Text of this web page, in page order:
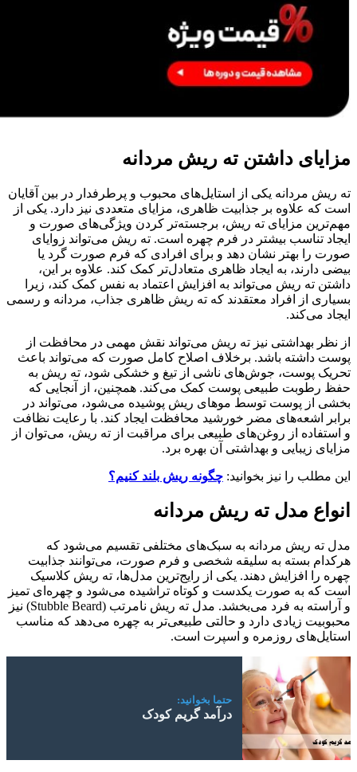
مزایای داشتن ته ریش مردانه
ته ریش مردانه یکی از استایل‌های محبوب و پرطرفدار در بین آقایان
است که علاوه بر جذابیت ظاهری، مزایای متعددی نیز دارد. یکی از
مهم‌ترین مزایای ته ریش، برجسته‌تر کردن ویژگی‌های صورت و
ایجاد تناسب بیشتر در فرم چهره است. ته ریش می‌تواند زوایای
صورت را بهتر نشان دهد و برای افرادی که فرم صورت گرد یا
بیضی دارند، به ایجاد ظاهری متعادل‌تر کمک کند. علاوه بر این،
داشتن ته ریش می‌تواند به افزایش اعتماد به نفس کمک کند، زیرا
بسیاری از افراد معتقدند که ته ریش ظاهری جذاب، مردانه و رسمی
ایجاد می‌کند.
از نظر بهداشتی نیز ته ریش می‌تواند نقش مهمی در محافظت از
پوست داشته باشد. برخلاف اصلاح کامل صورت که می‌تواند باعث
تحریک پوست، جوش‌های ناشی از تیغ و خشکی شود، ته ریش به
حفظ رطوبت طبیعی پوست کمک می‌کند. همچنین، از آنجایی که
بخشی از پوست توسط موهای ریش پوشیده می‌شود، می‌تواند در
برابر اشعه‌های مضر خورشید محافظت ایجاد کند. با رعایت نظافت
و استفاده از روغن‌های طبیعی برای مراقبت از ته ریش، می‌توان از
مزایای زیبایی و بهداشتی آن بهره برد.
این مطلب را نیز بخوانید: چگونه ریش بلند کنیم؟
انواع مدل ته ریش مردانه
مدل ته ریش مردانه به سبک‌های مختلفی تقسیم می‌شود که
هرکدام بسته به سلیقه شخصی و فرم صورت، می‌توانند جذابیت
چهره را افزایش دهند. یکی از رایج‌ترین مدل‌ها، ته ریش کلاسیک
است که به صورت یکدست و کوتاه تراشیده می‌شود و چهره‌ای تمیز
و آراسته به فرد می‌بخشد. مدل ته ریش نامرتب (Stubble Beard) نیز
محبوبیت زیادی دارد و حالتی طبیعی‌تر به چهره می‌دهد که مناسب
استایل‌های روزمره و اسپرت است.
حتما بخوانید:
درآمد گریم کودک